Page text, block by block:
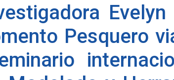
Pesquero